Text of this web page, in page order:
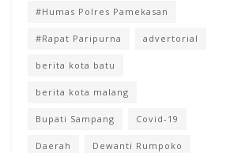
#Humas Polres Pamekasan
#Rapat Paripurna advertorial
berita kota batu
berita kota malang
Bupati Sampang Covid-19
Daerah Dewanti Rumpoko